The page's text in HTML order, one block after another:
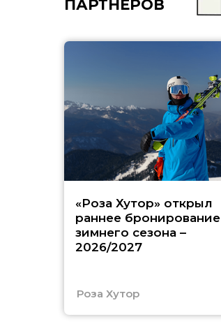
ПАРТНЁРОВ
«Роза Хутор» открыл
раннее бронирование
зимнего сезона –
2026/2027
Роза Хутор